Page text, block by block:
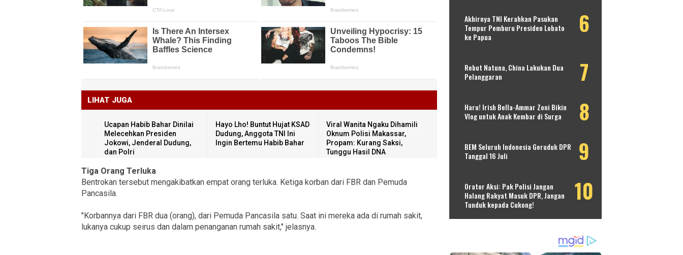
LIHAT JUGA
Ucapan Habib Bahar Dinilai
Melecehkan Presiden
Jokowi, Jenderal Dudung,
dan Polri
Hayo Lho! Buntut Hujat KSAD
Dudung, Anggota TNI Ini
Ingin Bertemu Habib Bahar
Viral Wanita Ngaku Dihamili
Oknum Polisi Makassar,
Propam: Kurang Saksi,
Tunggu Hasil DNA
Tiga Orang Terluka
Bentrokan tersebut mengakibatkan empat orang terluka. Ketiga korban dari FBR dan Pemuda
Pancasila.
"Korbannya dari FBR dua (orang), dari Pemuda Pancasila satu. Saat ini mereka ada di rumah sakit,
lukanya cukup seirus dan dalam penanganan rumah sakit," jelasnya.
Akhirnya TNI Kerahkan Pasukan
Tempur Pemburu Presiden Lobato
ke Papua
Rebut Natuna, China Lakukan Dua
Pelanggaran
Haru! Irish Bella-Ammar Zoni Bikin
Vlog untuk Anak Kembar di Surga
BEM Seluruh Indonesia Geruduk DPR
Tanggal 16 Juli
Orator Aksi: Pak Polisi Jangan
Halang Rakyat Masuk DPR, Jangan
Tunduk kepada Cukong!